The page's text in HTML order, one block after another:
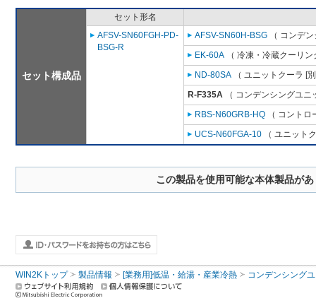
セット構成品
セット形名
AFSV-SN60FGH-PD-
BSG-R
AFSV-SN60H-BSG （ コンデ
EK-60A （ 冷凍・冷蔵クーリ
ND-80SA （ ユニットクーラ [
R-F335A （ コンデンシングユ
RBS-N60GRB-HQ （ コント
UCS-N60FGA-10 （ ユニット
この製品を使用可能な本体製品が
WIN2Kトップ 製品情報 [業務用]低温・給湯・産業冷熱 コンデンシング